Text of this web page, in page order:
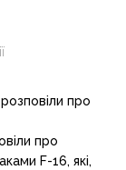
про
F-16, які,